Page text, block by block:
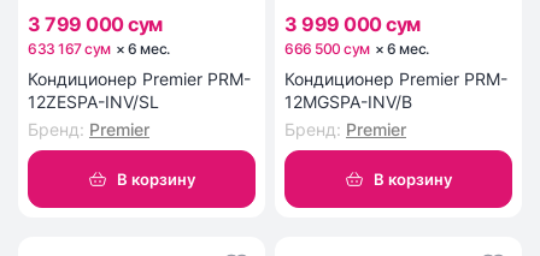
3 799 000 сум
633 167 сум ×6 мес.
Кондиционер Premier PRM-
12ZESPA-INV/SL
Бренд: Premier
В корзину
3 999 000 сум
666 500 сум ×6 мес.
Кондиционер Premier PRM-
12MGSPA-INV/B
Бренд: Premier
В корзину